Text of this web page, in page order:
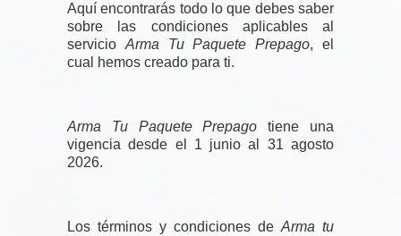
Aquí encontrarás todo lo que debes saber
sobre las condiciones aplicables al
servicio Arma Tu Paquete Prepago, el
cual hemos creado para ti.
Arma Tu Paquete Prepago tiene una
vigencia desde el 1 junio al 31 agosto
2026.
Los términos y condiciones de Arma tu
Correo
Electrónico
Móvil.